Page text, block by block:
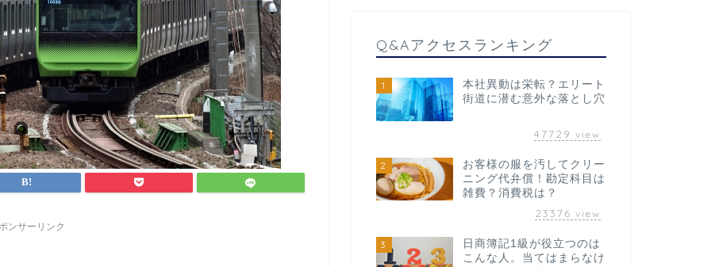
ンサーリンク
Q&Aアクセスランキング
1
本社異動は栄転？エリート
街道に潜む意外な落とし穴
47729 view
2
お客様の服を汚してクリー
ニング代弁償！勘定科目は
雑費？消費税は？
23376 view
3
日商簿記1級が役立つのは
こんな人。当てはまらなけ